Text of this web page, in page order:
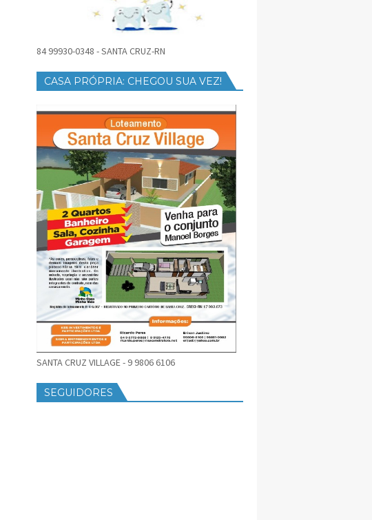
84 99930-0348 - SANTA CRUZ-RN
CASA PRÓPRIA: CHEGOU SUA VEZ!
SANTA CRUZ VILLAGE - 9 9806 6106
SEGUIDORES